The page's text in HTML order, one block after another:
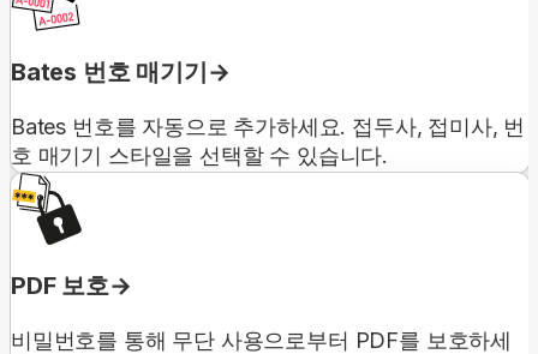
Bates 번호 매기기
Bates 번호를 자동으로 추가하세요. 접두사, 접미사, 번
호 매기기 스타일을 선택할 수 있습니다.
PDF 보호
비밀번호를 통해 무단 사용으로부터 PDF를 보호하세